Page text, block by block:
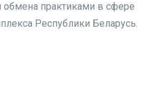
практиками в сфере
Республики Беларусь.